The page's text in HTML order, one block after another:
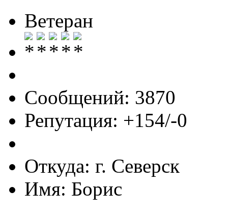
Ветеран
Сообщений: 3870
Репутация: +154/-0
Откуда: г. Северск
Имя: Борис